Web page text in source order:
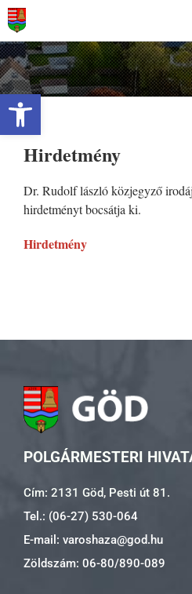
Eszköztár megnyitása
Kihagyás
Hirdetmény
Dr. Rudolf lászló közjegyző
hirdetményt bocsátja ki.
Hirdetmény
POLGÁRMESTERI
Cím: 2131 Göd, Pesti út 81.
Tel.: (06-27) 530-064
E-mail: varoshaza@god.hu
Zöldszám: 06-80/890-089